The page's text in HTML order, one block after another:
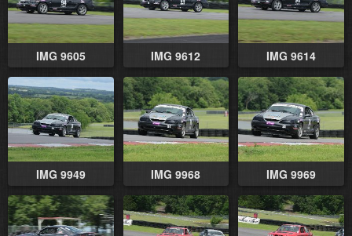
IMG 9605 IMG 9612 IMG 9614
IMG 9949 IMG 9968 IMG 9969